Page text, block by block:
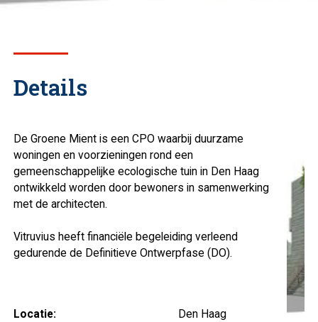
Details
De Groene Mient is een CPO waarbij duurzame
woningen en voorzieningen rond een
gemeenschappelijke ecologische tuin in Den Haag
ontwikkeld worden door bewoners in samenwerking
met de architecten.
Vitruvius heeft financiële begeleiding verleend
gedurende de Definitieve Ontwerpfase (DO).
Locatie: Den Haag